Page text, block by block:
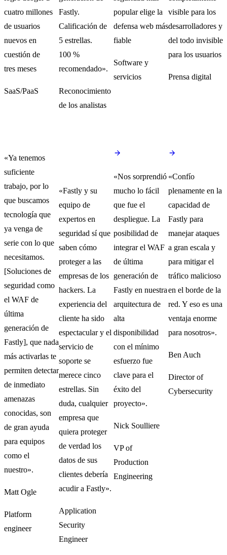
cuatro millones
de usuarios
nuevos en
cuestión de
tres meses
SaaS/PaaS
«Ya tenemos
suficiente
trabajo, por lo
que buscamos
tecnología que
ya venga de
serie con lo que
necesitamos.
[Soluciones de
seguridad como
el WAF de
última
generación de
Fastly], que nada
más activarlas te
permiten detectar
de inmediato
amenazas
conocidas, son
de gran ayuda
para equipos
como el
nuestro».
Matt Ogle
Platform
engineer
Fastly.
Calificación de
5 estrellas.
100 %
recomendado».
Reconocimiento
de los analistas
«Fastly y su
equipo de
expertos en
seguridad sí que
saben cómo
proteger a las
empresas de los
hackers. La
experiencia del
cliente ha sido
espectacular y el
servicio de
soporte se
merece cinco
estrellas. Sin
duda, cualquier
empresa que
quiera proteger
de verdad los
datos de sus
clientes debería
acudir a Fastly».
Application
Security
Engineer
popular elige la
defensa web más
fiable
Software y
servicios
«Nos sorprendió
mucho lo fácil
que fue el
despliegue. La
posibilidad de
integrar el WAF
de última
generación de
Fastly en nuestra
arquitectura de
alta
disponibilidad
con el mínimo
esfuerzo fue
clave para el
éxito del
proyecto».
Nick Soulliere
VP of
Production
Engineering
visible para los
desarrolladores y
del todo invisible
para los usuarios
Prensa digital
«Confío
plenamente en la
capacidad de
Fastly para
manejar ataques
a gran escala y
para mitigar el
tráfico malicioso
en el borde de la
red. Y eso es una
ventaja enorme
para nosotros».
Ben Auch
Director of
Cybersecurity